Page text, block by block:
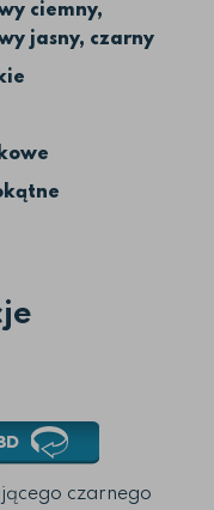
ciemny,
jasny, czarny
czarnego